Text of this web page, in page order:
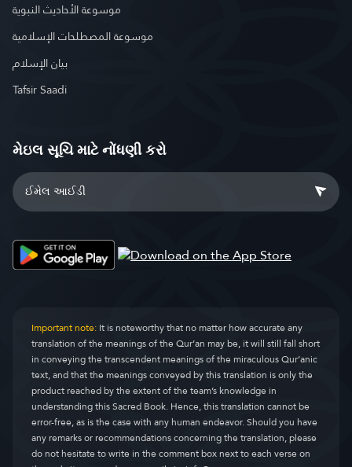
موسوعة الأحاديث النبوية
موسوعة المصطلحات الإسلامية
بيان الإسلام
Tafsir Saadi
મેઇલ સૂચિ માટે નોંધણી કરો
Important note:It is noteworthy that no matter how accurate any
translation of the meanings of the Qur’an may be, it will still fall short
in conveying the transcendent meanings of the miraculous Qur’anic
text, and that the meanings conveyed by this translation is only the
product reached by the extent of the team’s knowledge in
understanding this Sacred Book. Hence, this translation cannot be
error-free, as is the case with any human endeavor. Should you have
any remarks or recommendations concerning the translation, please
do not hesitate to write in the comment box next to each verse on